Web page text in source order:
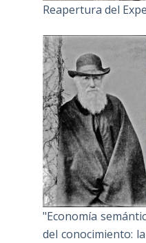
Reapertura del
"Economía
del conocimiento: